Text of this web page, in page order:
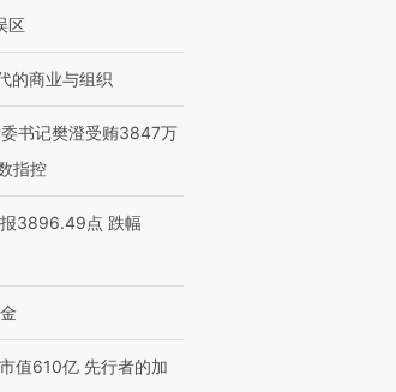
区
的商业与组织
书记樊澄受贿3847万
指控
3896.49点 跌幅
值610亿 先行者的加